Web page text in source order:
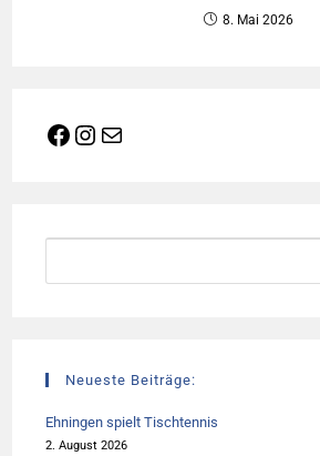
8. Mai 2026
Facebook
Instagram
E-Mail
Neueste Beiträge:
Ehningen spielt Tischtennis
2. August 2026